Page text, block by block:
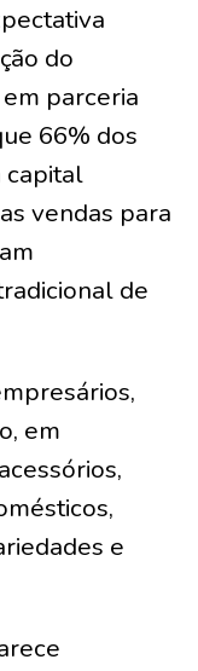
do
parceria
66% dos
capital
vendas para
de
em
e